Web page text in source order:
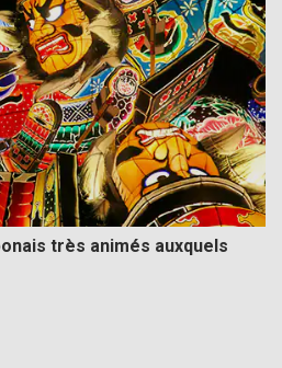
très animés auxquels